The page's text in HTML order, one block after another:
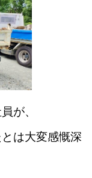
が、
は大変感慨深